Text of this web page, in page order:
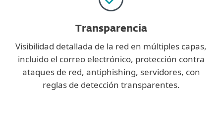
Transparencia
Visibilidad detallada de la red en múltiples capas,
incluido el correo electrónico, protección contra
ataques de red, antiphishing, servidores, con
reglas de detección transparentes.